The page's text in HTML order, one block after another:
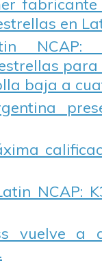
en
NCAP:
para
baja a
NCAP:
vuelve a